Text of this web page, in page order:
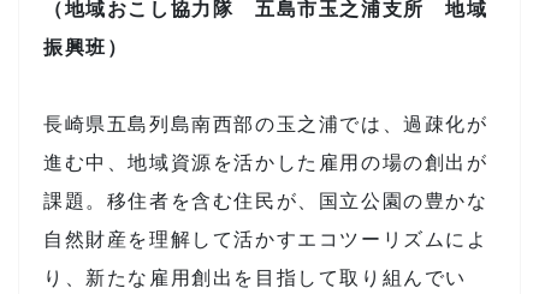
（地域おこし協力隊 五島市玉之浦支所 地域
振興班）
長崎県五島列島南西部の玉之浦では、過疎化が
進む中、地域資源を活かした雇用の場の創出が
課題。移住者を含む住民が、国立公園の豊かな
自然財産を理解して活かすエコツーリズムによ
り、新たな雇用創出を目指して取り組んでい